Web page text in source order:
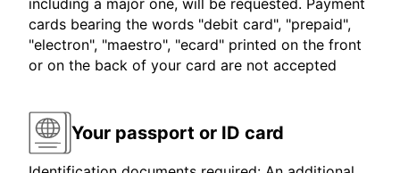
including a major one, will be requested. Payment
cards bearing the words "debit card", "prepaid",
"electron", "maestro", "ecard" printed on the front
or on the back of your card are not accepted
Your passport or ID card